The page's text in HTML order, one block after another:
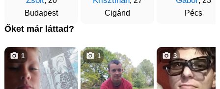
Budapest
Cigánd
Pécs
Őket már láttad?
1 1 3